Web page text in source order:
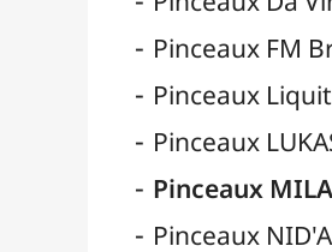
Pinces à Tendre
Rangement
Résines / Moulage
Supports Dessin & Peinture
Transport / Rangement
Vannerie / Rotin